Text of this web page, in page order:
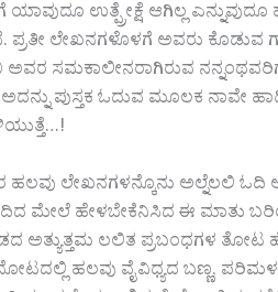
ಉತ್ಪ್ರೇಕ್ಷೆ ಆಗಿಲ್ಲ
ಪ್ರತೀ ಲೇಖನಗಳೊಳಗೆ ಅವರು ಕೊಡುವ
ಸಮಕಾಲೀನರಾಗಿರುವ
ಪುಸ್ತಕ ಓದುವ ಮೂಲಕ ನಾವೇ
ಲೇಖನಗಳನ್ಕೊನು ಅಲ್ನೆಲಲಿ ಓದಿ
ಮೇಲೆ ಹೇಳಬೇಕೆನಿಸಿದ ಈ ಮಾತು
ಅತ್ಯುತ್ತಮ ಲಲಿತ ಪ್ರಬಂಧಗಳ
ಹಲವು ವೈವಿಧ್ಯದ ಬಣ್ಣ,